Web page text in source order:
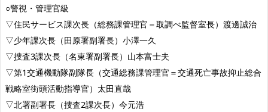
○警視・管理官級
▽住民サービス課次長（総務課管理官＝取調べ監督室長）渡邊誠治
▽少年課次長（田原署副署長）小澤一久
▽捜査3課次長（名東署副署長）山本富士夫
▽第1交通機動隊副隊長（交通総務課管理官＝交通死亡事故抑止総合
戦略室街頭活動指導官）太田直哉
▽北署副署長（捜査2課次長）今元浩